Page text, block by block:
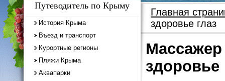
Путеводитель по Крыму
История Крыма
Въезд и транспорт
Курортные регионы
Пляжи Крыма
Аквапарки
Главная
здоровье глаз
Массажер
здоровье